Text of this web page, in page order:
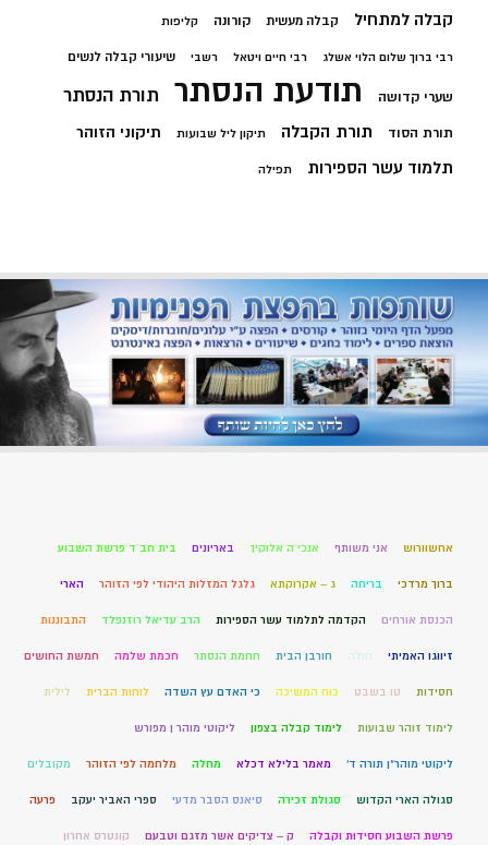
קבלה למתחיל קבלה מעשית קורונה קליפות
רבי ברוך שלום הלוי אשלג רבי חיים ויטאל רשבי שיעורי קבלה לנשים
שערי קדושה תודעת הנסתר תורת הנסתר
תורת הסוד תורת הקבלה תיקון ליל שבועות תיקוני הזוהר
תלמוד עשר הספירות תפילה
אחשוורוש אני משותף אנכי ה אלוקיך באריונים בית חב ד פרשת השבוע
ברוך מרדכי בריחה ג – אקרוקתא גלגל המזלות היהודי לפי הזוהר הארי
הכנסת אורחים הקדמה לתלמוד עשר הספירות הרב עדיאל רוזנפלד התבוננות
זיווגו האמיתי חולה חורבן הבית חחמת הנסתר חכמת שלמה חמשת החושים
חסידות טו בשבט כוח המשיכה כי האדם עץ השדה לוחות הברית לילית
לימוד זוהר שבועות לימוד קבלה בצפון ליקוטי מוהר ן מפורש
ליקוטי מוהר"ן תורה ד' מאמר בלילא דכלא מחלה מלחמה לפי הזוהר מקובלים
סגולה הארי הקדוש סגולת זכירה סיאנס הסבר מדעי ספרי האביר יעקב פרעה
פרשת השבוע חסידות וקבלה ק – צדיקים אשר מזגם וטבעם קונטרס אחרון